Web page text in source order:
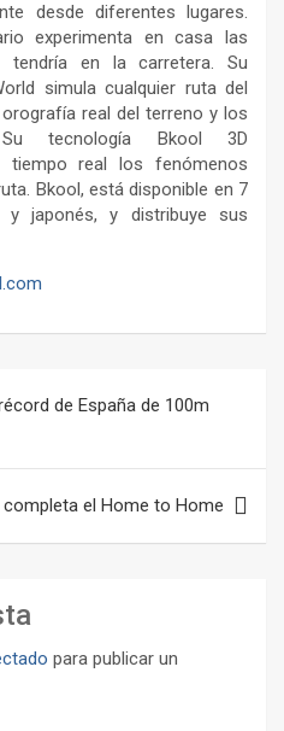
desde diferentes lugares.
experimenta en casa las
tendría en la carretera. Su
simula cualquier ruta del
real del terreno y los
tecnología Bkool 3D
tiempo real los fenómenos
Bkool, está disponible en 7
y japonés, y distribuye sus
de España de 100m
el Home to Home
para publicar un